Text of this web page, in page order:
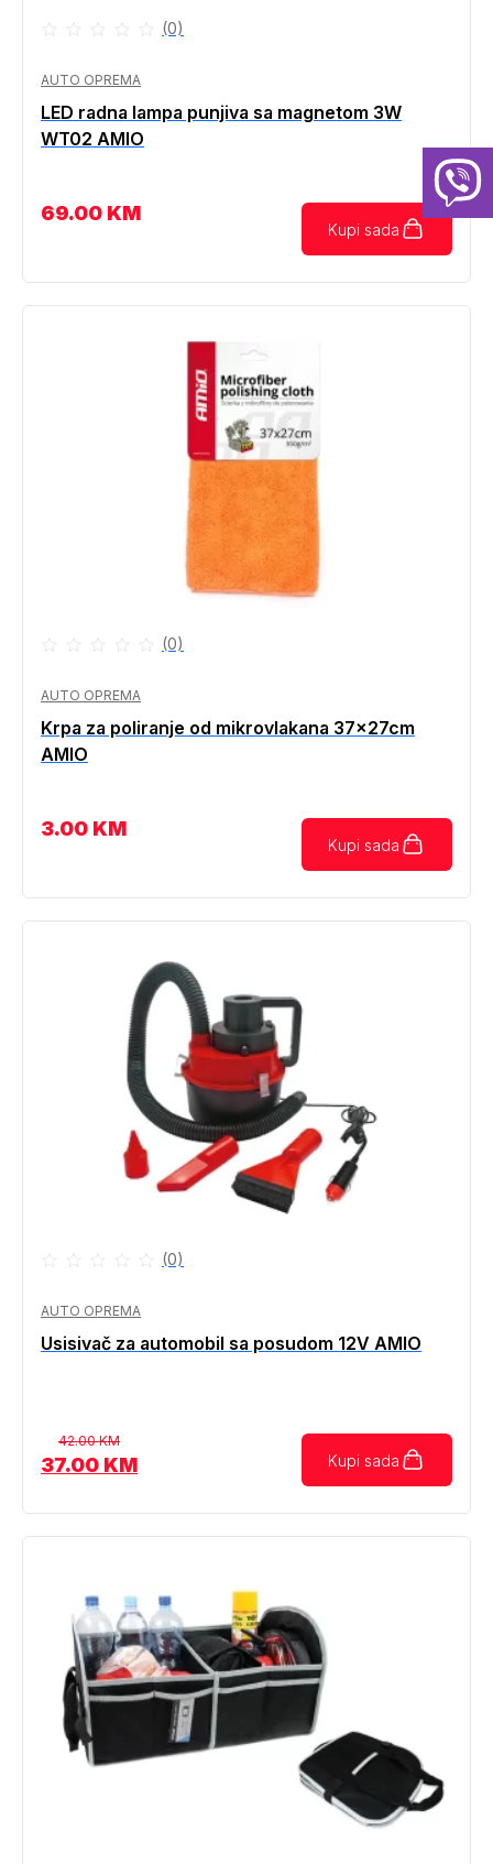
(0)
AUTO OPREMA
LED radna lampa punjiva sa magnetom 3W
WT02 AMIO
69.00 KM
Kupi sada
(0)
AUTO OPREMA
Krpa za poliranje od mikrovlakana 37x27cm
AMIO
3.00 KM
Kupi sada
(0)
AUTO OPREMA
Usisivač za automobil sa posudom 12V AMIO
42.00KM
Izvorna
cijena
37.00 KM
Trenutna
cijena
Kupi sada